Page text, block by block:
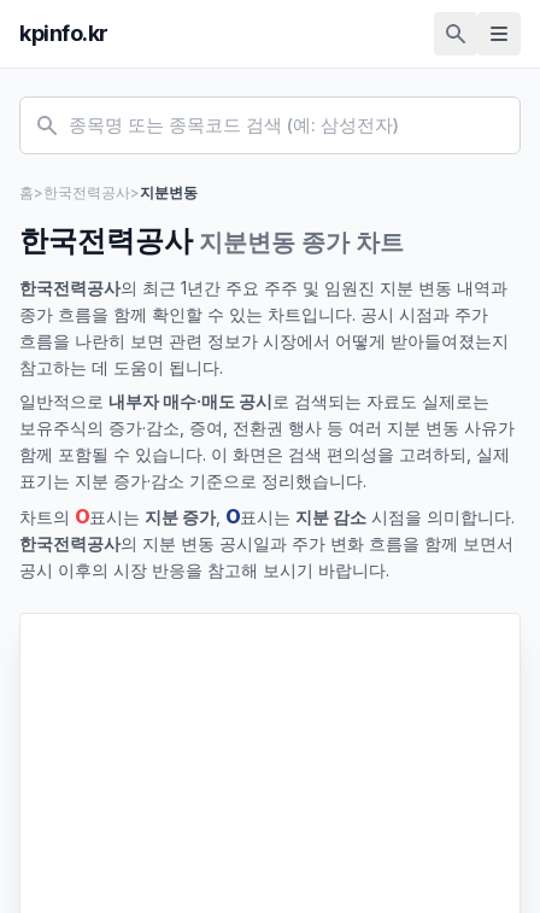
kpinfo.kr
홈>한국전력공사>지분변동
한국전력공사 지분변동 종가 차트
한국전력공사의 최근 1년간 주요 주주 및 임원진 지분 변동 내역과
종가 흐름을 함께 확인할 수 있는 차트입니다. 공시 시점과 주가
흐름을 나란히 보면 관련 정보가 시장에서 어떻게 받아들여졌는지
참고하는 데 도움이 됩니다.
일반적으로 내부자 매수·매도 공시로 검색되는 자료도 실제로는
보유주식의 증가·감소, 증여, 전환권 행사 등 여러 지분 변동 사유가
함께 포함될 수 있습니다. 이 화면은 검색 편의성을 고려하되, 실제
표기는 지분 증가·감소 기준으로 정리했습니다.
차트의 O표시는 지분 증가, O표시는 지분 감소 시점을 의미합니다.
한국전력공사의 지분 변동 공시일과 주가 변화 흐름을 함께 보면서
공시 이후의 시장 반응을 참고해 보시기 바랍니다.